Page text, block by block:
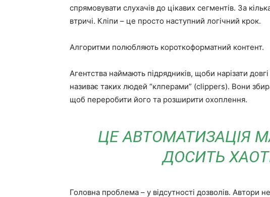
спрямовувати слухачів до цікавих сегментів. За
втричі. Кліпи – це просто наступний логічний крок.
Алгоритми полюбляють короткоформатний контент.
Агентства наймають підрядників, щоби нарізати
називає таких людей “клперами” (clippers). Вони
щоб переробити його та розширити охоплення.
ЦЕ АВТОМАТИЗАЦІЯ
ДОСИТЬ
Головна проблема – у відсутності дозволів. Автори